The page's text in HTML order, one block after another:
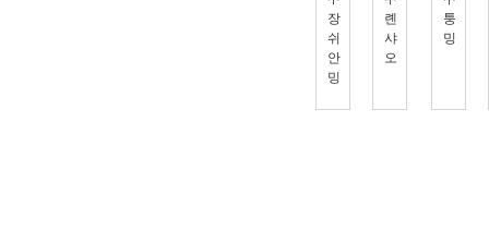
장
쉬
안
밍
롄
샤
오
퉁
밍